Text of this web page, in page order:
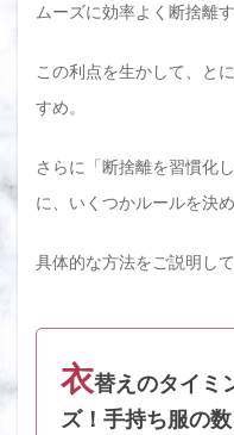
ムーズに効率よく断捨離
この利点を生かして、と
すめ。
さらに「断捨離を習慣化
に、いくつかルールを決
具体的な方法をご説明して
衣替えのタイミ
ズ！手持ち服の